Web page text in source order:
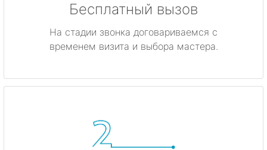
Бесплатный вызов
На стадии звонка договариваемся с
временем визита и выбора мастера.